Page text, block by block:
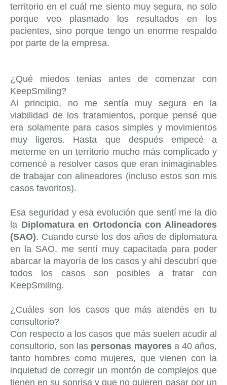
territorio en el cuál me siento muy segura, no solo
porque veo plasmado los resultados en los
pacientes, sino porque tengo un enorme respaldo
por parte de la empresa.
¿Qué miedos tenías antes de comenzar con
KeepSmiling?
Al principio, no me sentía muy segura en la
viabilidad de los tratamientos, porque pensé que
era solamente para casos simples y movimientos
muy ligeros. Hasta que después empecé a
meterme en un territorio mucho más complicado y
comencé a resolver casos que eran inimaginables
de trabajar con alineadores (incluso estos son mis
casos favoritos).
Esa seguridad y esa evolución que sentí me la dio
la Diplomatura en Ortodoncia con Alineadores
(SAO). Cuando cursé los dos años de diplomatura
en la SAO, me sentí muy capacitada para poder
abarcar la mayoría de los casos y ahí descubrí que
todos los casos son posibles a tratar con
KeepSmiling.
¿Cuáles son los casos que más atendés en tu
consultorio?
Con respecto a los casos que más suelen acudir al
consultorio, son las personas mayoresa 40 años,
tanto hombres como mujeres, que vienen con la
inquietud de corregir un montón de complejos que
tienen en su sonrisa y que no quieren pasar por un